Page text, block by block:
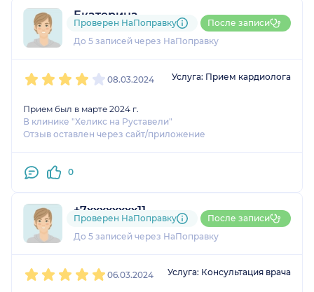
Екатерина
1 оценка
До 5 записей через НаПоправку
Проверен НаПоправку После записи
08.03.2024 Услуга: Прием кардиолога
Прием был в марте 2024 г.
В клинике "Хеликс на Руставели"
Отзыв оставлен через сайт/приложение
0
+7xxxxxxxx11
2 оценки
До 5 записей через НаПоправку
Проверен НаПоправку После записи
06.03.2024 Услуга: Консультация врача